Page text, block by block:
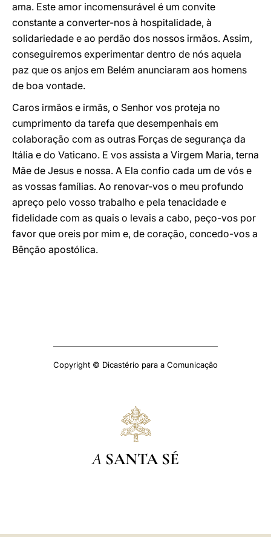
ama. Este amor incomensurável é um convite
constante a converter-nos à hospitalidade, à
solidariedade e ao perdão dos nossos irmãos. Assim,
conseguiremos experimentar dentro de nós aquela
paz que os anjos em Belém anunciaram aos homens
de boa vontade.
Caros irmãos e irmãs, o Senhor vos proteja no
cumprimento da tarefa que desempenhais em
colaboração com as outras Forças de segurança da
Itália e do Vaticano. E vos assista a Virgem Maria, terna
Mãe de Jesus e nossa. A Ela confio cada um de vós e
as vossas famílias. Ao renovar-vos o meu profundo
apreço pelo vosso trabalho e pela tenacidade e
fidelidade com as quais o levais a cabo, peço-vos por
favor que oreis por mim e, de coração, concedo-vos a
Bênção apostólica.
Copyright © Dicastério para a Comunicação
A SANTA SÉ